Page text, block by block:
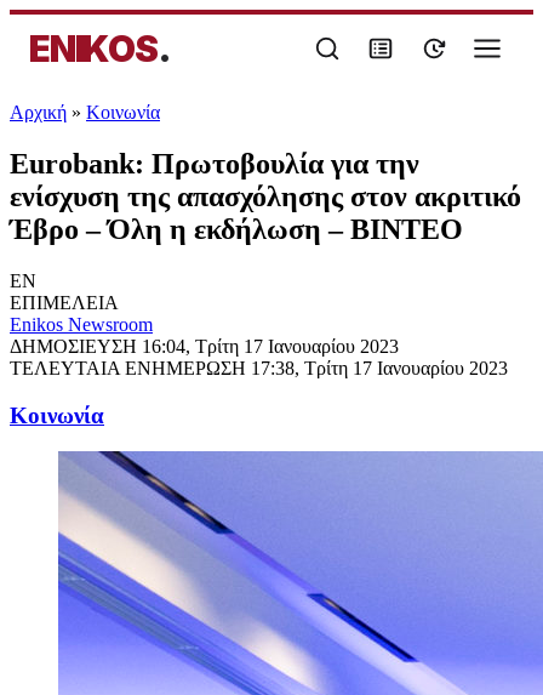
ENIKOS.
Αρχική » Κοινωνία
Eurobank: Πρωτοβουλία για την
ενίσχυση της απασχόλησης στον ακριτικό
Έβρο – Όλη η εκδήλωση – ΒΙΝΤΕΟ
EN
ΕΠΙΜΕΛΕΙΑ
Enikos Newsroom
ΔΗΜΟΣΙΕΥΣΗ 16:04, Τρίτη 17 Ιανουαρίου 2023
ΤΕΛΕΥΤΑΙΑ ΕΝΗΜΕΡΩΣΗ 17:38, Τρίτη 17 Ιανουαρίου 2023
Κοινωνία